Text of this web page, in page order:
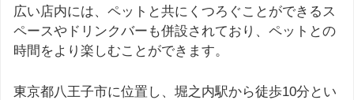
広い店内には、ペットと共にくつろぐことができるス
ペースやドリンクバーも併設されており、ペットとの
時間をより楽しむことができます。
東京都八王子市に位置し、堀之内駅から徒歩10分とい